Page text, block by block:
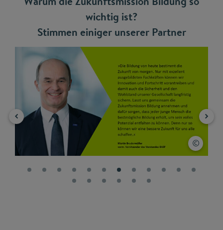
wichtig ist?
Stimmen einiger unserer Partner